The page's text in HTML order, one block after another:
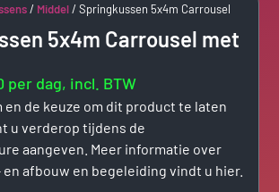
/ Middel/ Springkussen 5x4m Carrousel
5x4m Carrousel met
per dag, incl. BTW
en de keuze om dit product te laten
u verderop tijdens de
aangeven. Meer informatie over
afbouw en begeleiding vindt u hier.